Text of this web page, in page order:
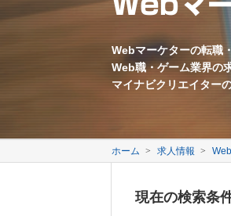
Webマーケターの転職
Web職・ゲーム業界の
マイナビクリエイター
ホーム 求人情報
現在の検索条
Webライター
モバイル制作
ゲーム系
ゲームプロデューサー
ゲームプログラマー
年齢不問
フレックス勤務
中国語を活かす
会社に関するキーワード
すべてのワードを含む いずれかの